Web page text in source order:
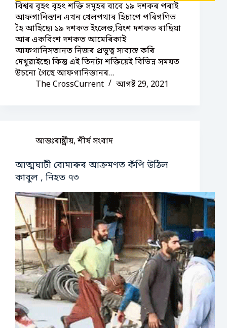
বিশ্বৰ বৃহৎ বৃহৎ শক্তি সমূহৰ বাবে ১৯ দশকৰ পৰাই
আফগানিস্তান এখন খেলপথাৰ হিচাপে পৰিগণিত
হৈ আহিছে৷ ১৯ দশকত ইংলেণ্ড,বিংশ দশকত ৰাছিয়া
আৰ একবিংশ দশকত আমেৰিকাই
আফগানিসতানত নিজৰ প্ৰভূত্ব সাব্যস্ত কৰি
দেখুৱাইছে৷ কিন্তু এই তিনটা শক্তিয়েই বিভিন্ন সময়ত
উচনো গৈছে আফগানিস্তানৰ…
The CrossCurrent
আগষ্ট 29, 2021
আন্তঃৰাষ্ট্ৰীয়,শীৰ্ষ সংবাদ
আত্মঘাটী বোমাৰুৰ আক্ৰমণত কঁপি উঠিল
কাবুল , নিহত ৭৩